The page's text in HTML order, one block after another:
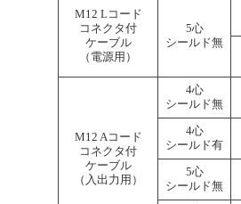
M12 Lコード
コネクタ付
ケーブル
（電源用）
5心
シールド無
M12 Aコード
コネクタ付
ケーブル
（入出力用）
4心
シールド無
4心
シールド有
5心
シールド無